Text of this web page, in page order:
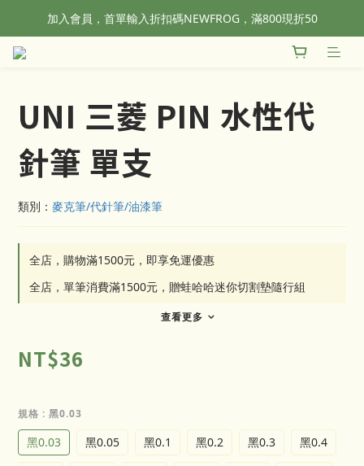
全站滿1500元免運！
加入會員，首單輸入折扣碼NEWFROG，滿800現折50
UNI 三菱 PIN 水性代
針筆 單支
類別： 麥克筆/代針筆/油漆筆
全店，購物滿1500元，即享免運優惠
全店，單筆消費滿1500元，贈蛙哈哈迷你切割墊隨行組
查看更多
NT$36
規格 : 黑0.03
黑0.03 黑0.05 黑0.1 黑0.2 黑0.3 黑0.4